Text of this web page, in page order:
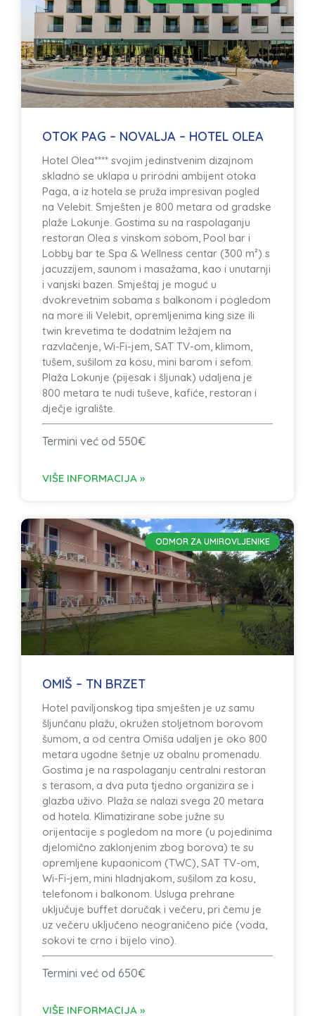
OTOK PAG – NOVALJA – HOTEL OLEA
Hotel Olea**** svojim jedinstvenim dizajnom
skladno se uklapa u prirodni ambijent otoka
Paga, a iz hotela se pruža impresivan pogled
na Velebit. Smješten je 800 metara od gradske
plaže Lokunje. Gostima su na raspolaganju
restoran Olea s vinskom sobom, Pool bar i
Lobby bar te Spa & Wellness centar (300 m²) s
jacuzzijem, saunom i masažama, kao i unutarnji
i vanjski bazen. Smještaj je moguć u
dvokrevetnim sobama s balkonom i pogledom
na more ili Velebit, opremljenima king size ili
twin krevetima te dodatnim ležajem na
razvlačenje, Wi-Fi-jem, SAT TV-om, klimom,
tušem, sušilom za kosu, mini barom i sefom.
Plaža Lokunje (pijesak i šljunak) udaljena je
800 metara te nudi tuševe, kafiće, restoran i
dječje igralište.
Termini već od 550€
VIŠE INFORMACIJA »
ODMOR ZA UMIROVLJENIKE
OMIŠ – TN BRZET
Hotel paviljonskog tipa smješten je uz samu
šljunčanu plažu, okružen stoljetnom borovom
šumom, a od centra Omiša udaljen je oko 800
metara ugodne šetnje uz obalnu promenadu.
Gostima je na raspolaganju centralni restoran
s terasom, a dva puta tjedno organizira se i
glazba uživo. Plaža se nalazi svega 20 metara
od hotela. Klimatizirane sobe južne su
orijentacije s pogledom na more (u pojedinima
djelomično zaklonjenim zbog borova) te su
opremljene kupaonicom (TWC), SAT TV-om,
Wi-Fi-jem, mini hladnjakom, sušilom za kosu,
telefonom i balkonom. Usluga prehrane
uključuje buffet doručak i večeru, pri čemu je
uz večeru uključeno neograničeno piće (voda,
sokovi te crno i bijelo vino).
Termini već od 650€
VIŠE INFORMACIJA »